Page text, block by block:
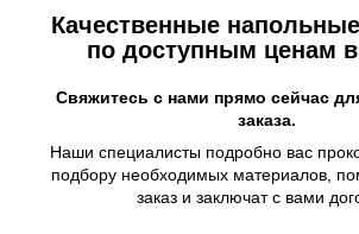
Качественные
по доступным ценам
Свяжитесь с нами прямо сейчас
заказа.
Наши специалисты подробно вас
подбору необходимых материалов,
заказ и заключат с вами